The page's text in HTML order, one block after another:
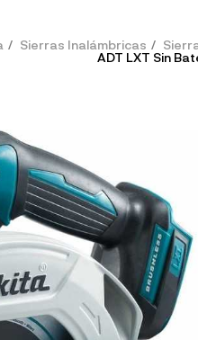
Sierras Inalámbricas
ADT LXT Sin